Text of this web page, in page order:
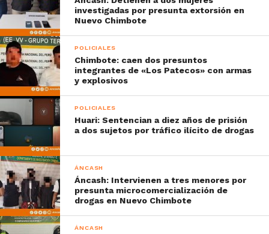
investigadas por presunta extorsión en
Nuevo Chimbote
POLICIALES
Chimbote: caen dos presuntos
integrantes de «Los Patecos» con armas
y explosivos
POLICIALES
Huari: Sentencian a diez años de prisión
a dos sujetos por tráfico ilícito de drogas
ÁNCASH
Áncash: Intervienen a tres menores por
presunta microcomercialización de
drogas en Nuevo Chimbote
ÁNCASH